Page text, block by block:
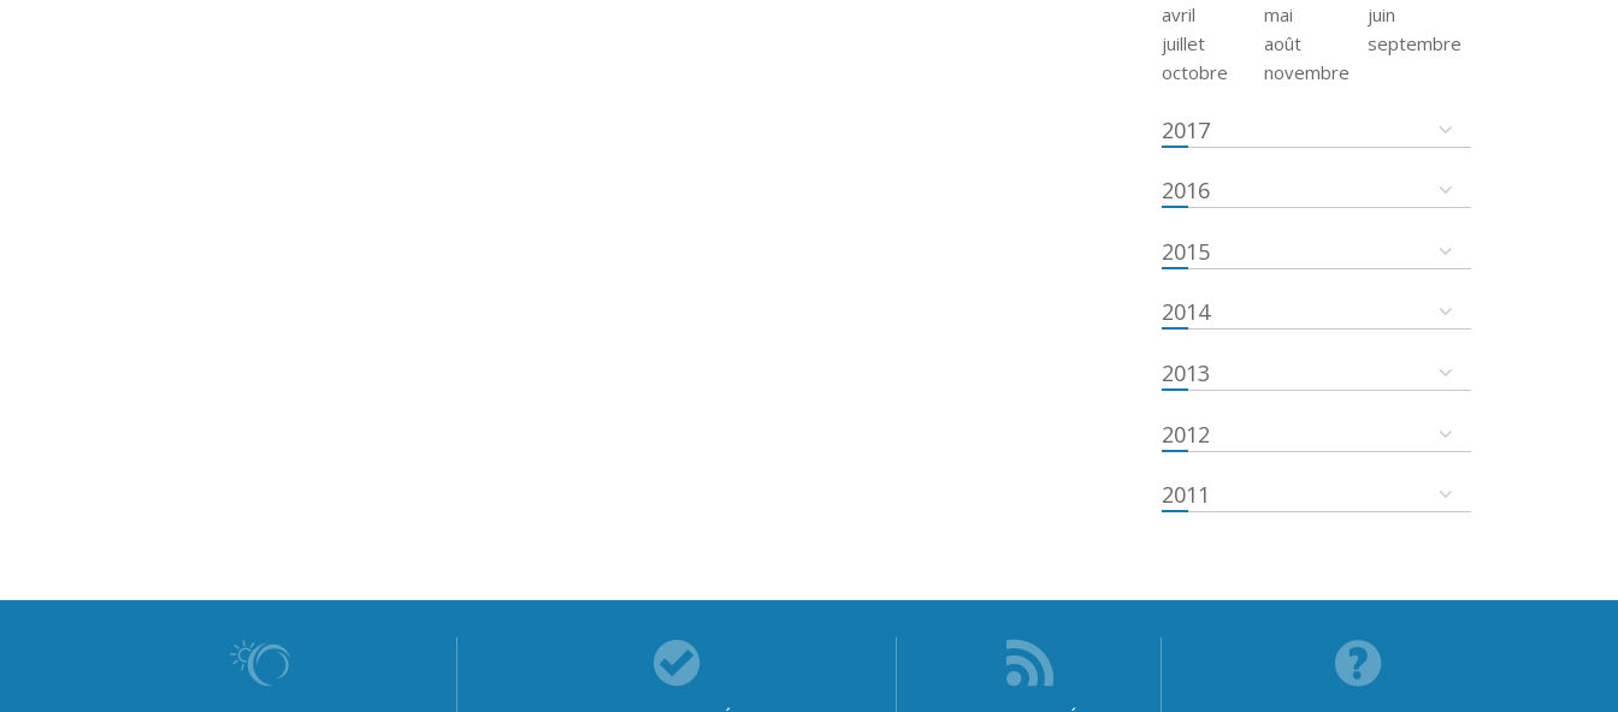
avril
mai
juin
juillet
août
septembre
octobre
novembre
2017
2016
2015
2014
2013
2012
2011